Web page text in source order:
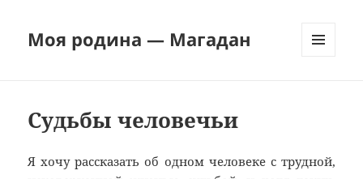
Моя родина — Магадан
Судьбы человечьи
Я хочу рассказать об одном человеке с трудной,